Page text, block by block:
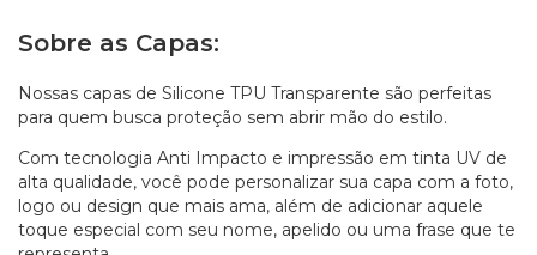
Sobre as Capas:
Nossas capas de Silicone TPU Transparente são perfeitas
para quem busca proteção sem abrir mão do estilo.
Com tecnologia Anti Impacto e impressão em tinta UV de
alta qualidade, você pode personalizar sua capa com a foto,
logo ou design que mais ama, além de adicionar aquele
toque especial com seu nome, apelido ou uma frase que te